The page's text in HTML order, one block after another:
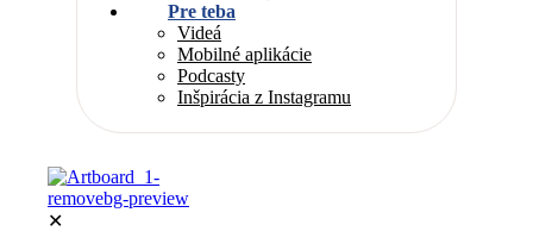
Pre teba
Videá
Mobilné aplikácie
Podcasty
Inšpirácia z Instagramu
✕